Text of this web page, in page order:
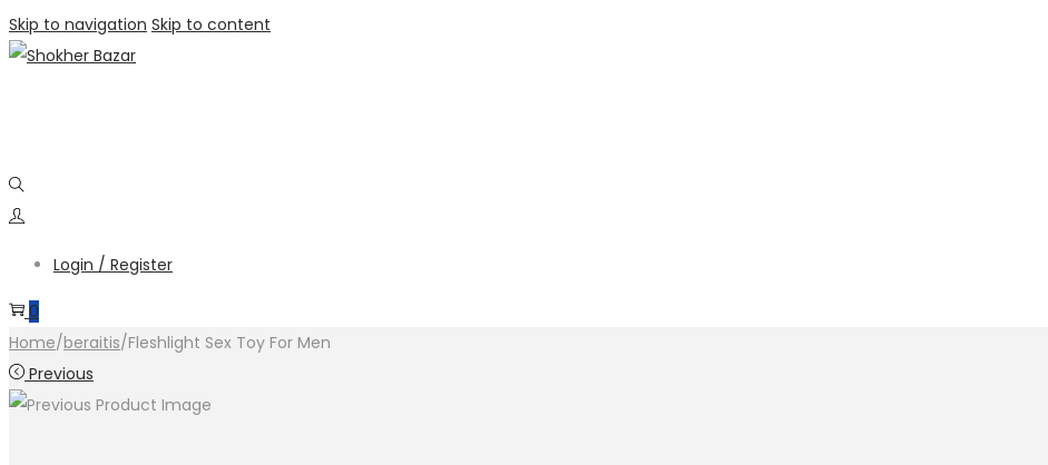
Skip to navigation Skip to content
Login / Register
0
Home/beraitis/Fleshlight Sex Toy For Men
Previous